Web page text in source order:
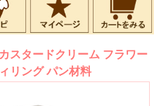
スタードクリーム フラワー
リング パン材料